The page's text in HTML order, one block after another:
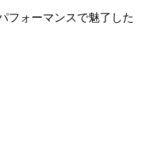
フォーマンスで魅了した